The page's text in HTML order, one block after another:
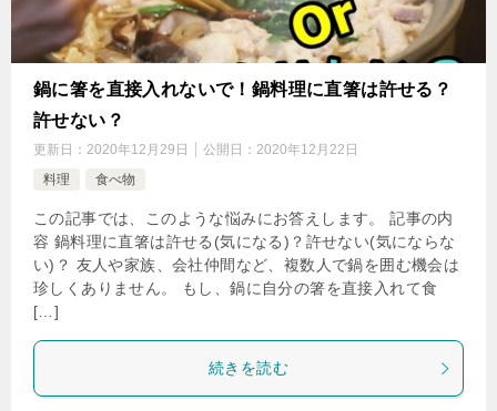
鍋に箸を直接入れないで！鍋料理に直箸は許せる？
許せない？
更新日： 2020年12月29日 公開日： 2020年12月22日
料理
食べ物
この記事では、このような悩みにお答えします。 記事の内
容 鍋料理に直箸は許せる(気になる)？許せない(気にならな
い)？ 友人や家族、会社仲間など、複数人で鍋を囲む機会は
珍しくありません。 もし、鍋に自分の箸を直接入れて食
[…]
続きを読む